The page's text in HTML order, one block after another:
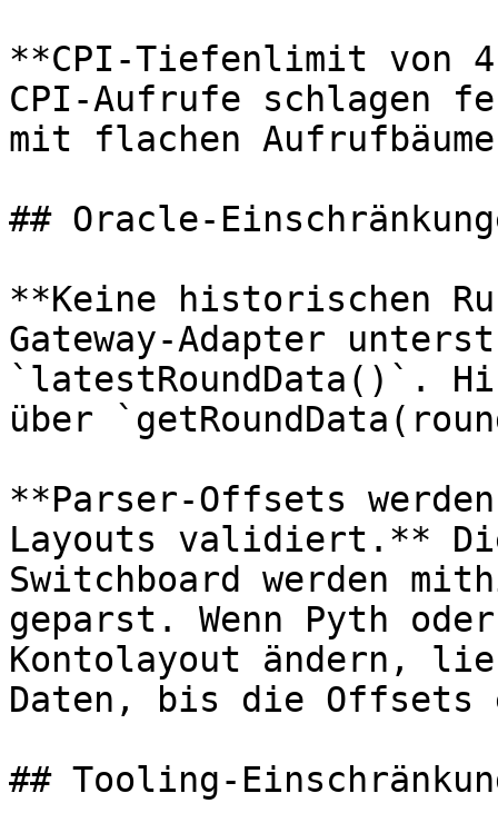
**CPI-Tiefenlimit von
CPI-Aufrufe schlagen
mit flachen
## Oracle-
**Keine historischen
Gateway-Adapter
`latestRoundData()`.
über
**Parser-Offsets
Layouts validiert.**
Switchboard werden
geparst. Wenn Pyth
Kontolayout ändern,
Daten, bis die Offsets
## Tooling-